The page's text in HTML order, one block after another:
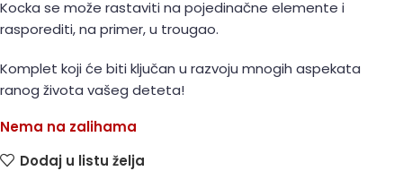
Kocka se može rastaviti na pojedinačne elemente i
rasporediti, na primer, u trougao.
Komplet koji će biti ključan u razvoju mnogih aspekata
ranog života vašeg deteta!
Nema na zalihama
Dodaj u listu želja